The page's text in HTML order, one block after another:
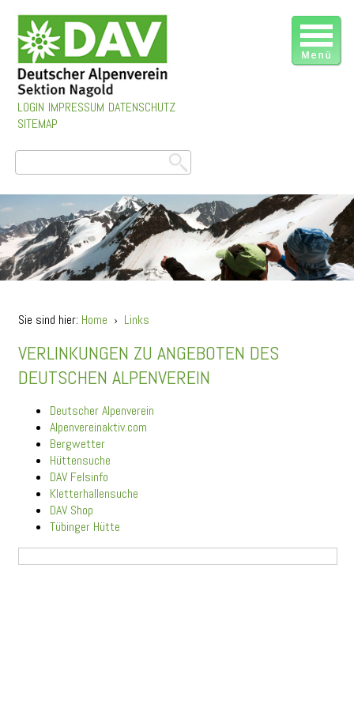
LOGIN IMPRESSUM DATENSCHUTZ
SITEMAP
Sie sind hier: Home › Links
VERLINKUNGEN ZU ANGEBOTEN DES
DEUTSCHEN ALPENVEREIN
Deutscher Alpenverein
Alpenvereinaktiv.com
Bergwetter
Hüttensuche
DAV Felsinfo
Kletterhallensuche
DAV Shop
Tübinger Hütte